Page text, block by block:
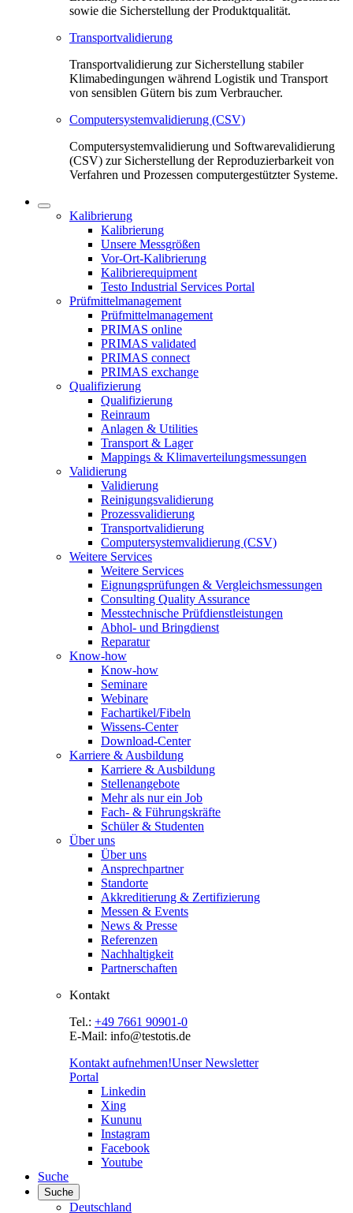
sowie die Sicherstellung der Produktqualität.
Transportvalidierung
Transportvalidierung zur Sicherstellung stabiler
Klimabedingungen während Logistik und Transport
von sensiblen Gütern bis zum Verbraucher.
Computersystemvalidierung (CSV)
Computersystemvalidierung und Softwarevalidierung
(CSV) zur Sicherstellung der Reproduzierbarkeit von
Verfahren und Prozessen computergestützter Systeme.
Kalibrierung
Kalibrierung
Unsere Messgrößen
Vor-Ort-Kalibrierung
Kalibrierequipment
Testo Industrial Services Portal
Prüfmittelmanagement
Prüfmittelmanagement
PRIMAS online
PRIMAS validated
PRIMAS connect
PRIMAS exchange
Qualifizierung
Qualifizierung
Reinraum
Anlagen & Utilities
Transport & Lager
Mappings & Klimaverteilungsmessungen
Validierung
Validierung
Reinigungsvalidierung
Prozessvalidierung
Transportvalidierung
Computersystemvalidierung (CSV)
Weitere Services
Weitere Services
Eignungsprüfungen & Vergleichsmessungen
Consulting Quality Assurance
Messtechnische Prüfdienstleistungen
Abhol- und Bringdienst
Reparatur
Know-how
Know-how
Seminare
Webinare
Fachartikel/Fibeln
Wissens-Center
Download-Center
Karriere & Ausbildung
Karriere & Ausbildung
Stellenangebote
Mehr als nur ein Job
Fach- & Führungskräfte
Schüler & Studenten
Über uns
Über uns
Ansprechpartner
Standorte
Akkreditierung & Zertifizierung
Messen & Events
News & Presse
Referenzen
Nachhaltigkeit
Partnerschaften
Kontakt
Tel.: +49 7661 90901-0
E-Mail: info@testotis.de
Kontakt aufnehmen!Unser Newsletter
Portal
Linkedin
Xing
Kununu
Instagram
Facebook
Youtube
Suche
Suche
Deutschland